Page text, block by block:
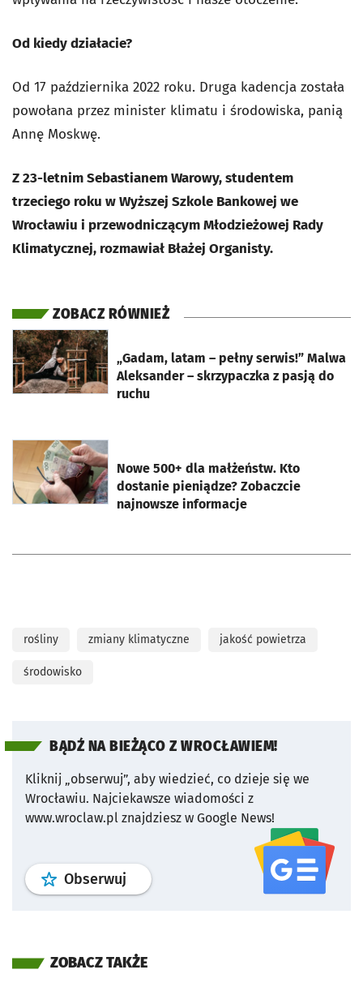
Od kiedy działacie?
Od 17 października 2022 roku. Druga kadencja została
powołana przez minister klimatu i środowiska, panią
Annę Moskwę.
Z 23-letnim Sebastianem Warowy, studentem
trzeciego roku w Wyższej Szkole Bankowej we
Wrocławiu i przewodniczącym Młodzieżowej Rady
Klimatycznej, rozmawiał Błażej Organisty.
ZOBACZ RÓWNIEŻ
„Gadam, latam – pełny serwis!” Malwa
Aleksander – skrzypaczka z pasją do
ruchu
otworzy się w nowej karcie
Nowe 500+ dla małżeństw. Kto
dostanie pieniądze? Zobaczcie
najnowsze informacje
otworzy się w nowej karcie
rośliny zmiany klimatyczne jakość powietrza
środowisko
BĄDŹ NA BIEŻĄCO Z WROCŁAWIEM!
Kliknij „obserwuj”, aby wiedzieć, co dzieje się we
Wrocławiu. Najciekawsze wiadomości z
www.wroclaw.pl znajdziesz w Google News!
Obserwuj profil serwisu
ZOBACZ TAKŻE